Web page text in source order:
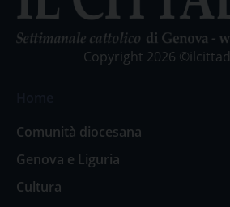
Copyright 2026
Comunità diocesana
Genova e Liguria
Cultura